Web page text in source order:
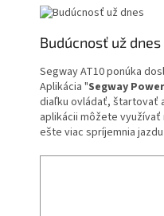
Budúcnosť už dnes
Segway AT10ponúka
Aplikácia "Segway
diaľku ovládať, štartovať
aplikácii môžete
ešte viac spríjemnia